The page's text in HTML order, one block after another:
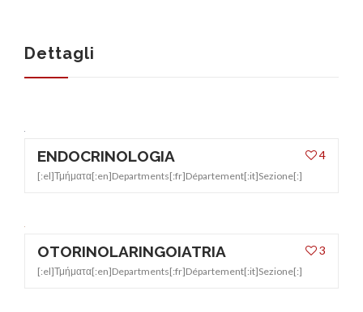
Dettagli
4
ENDOCRINOLOGIA
[:el]Τμήματα[:en]Departments[:fr]Département[:it]Sezione[:]
3
OTORINOLARINGOIATRIA
[:el]Τμήματα[:en]Departments[:fr]Département[:it]Sezione[:]